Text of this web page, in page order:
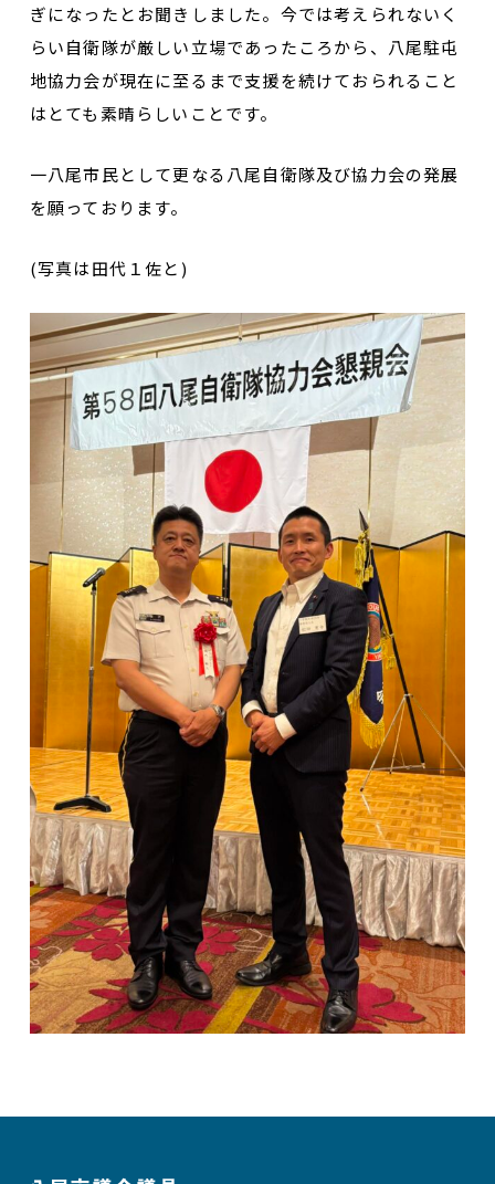
ぎになったとお聞きしました。今では考えられないく
らい自衛隊が厳しい立場であったころから、八尾駐屯
地協力会が現在に至るまで支援を続けておられること
はとても素晴らしいことです。
一八尾市民として更なる八尾自衛隊及び協力会の発展
を願っております。
(写真は田代１佐と)